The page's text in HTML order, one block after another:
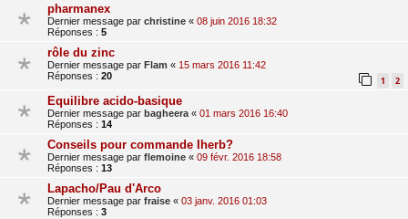
pharmanex
Dernier message par christine « 08 juin 2016 18:32
Réponses : 5
rôle du zinc
Dernier message par Flam « 15 mars 2016 11:42
Réponses : 20 1 2
Equilibre acido-basique
Dernier message par bagheera « 01 mars 2016 16:40
Réponses : 14
Conseils pour commande Iherb?
Dernier message par flemoine « 09 févr. 2016 18:58
Réponses : 13
Lapacho/Pau d'Arco
Dernier message par fraise « 03 janv. 2016 01:03
Réponses : 3